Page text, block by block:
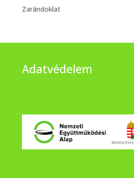
Zarándoklat
Adatvédelem